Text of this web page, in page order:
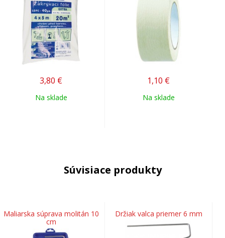
3,80 €
Na sklade
1,10 €
Na sklade
Súvisiace produkty
Maliarska súprava molitán 10
cm
Držiak valca priemer 6 mm